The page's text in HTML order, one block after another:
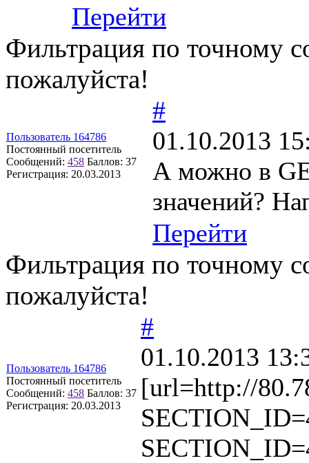
Перейти
Фильтрация по точному
пожалуйста!
Пользователь 164786
Постоянный посетитель
Сообщений: 458 Баллов: 37
Регистрация: 20.03.2013
#
01.10.2013
А можно в
значений?
Перейти
Фильтрация по точному
пожалуйста!
Пользователь 164786
Постоянный посетитель
Сообщений: 458 Баллов: 37
Регистрация: 20.03.2013
#
01.10.2013
[url=http://